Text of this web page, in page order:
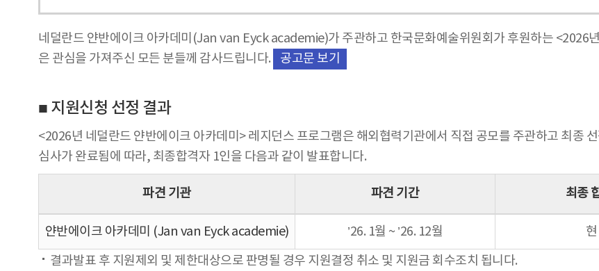
네덜란드 얀반에이크 아카데미(Jan van Eyck academie)가 주관하고 한국문화예술위원회가 후원하는 <2026
은 관심을 가져주신 모든 분들께 감사드립니다.
공고문 보기
■ 지원신청 선정 결과
<2026년 네덜란드 얀반에이크 아카데미> 레지던스 프로그램은 해외협력기관에서 직접 공모를 주관하고 최종
심사가 완료됨에 따라, 최종합격자 1인을 다음과 같이 발표합니다.
파견 기관 파견 기간 최종
얀반에이크 아카데미 (Jan van Eyck academie) ’26. 1월 ~ ’26. 12월
결과발표 후 지원제외 및 제한대상으로 판명될 경우 지원결정 취소 및 지원금 회수조치 됩니다.